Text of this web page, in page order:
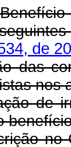
de
das
nos
de
no